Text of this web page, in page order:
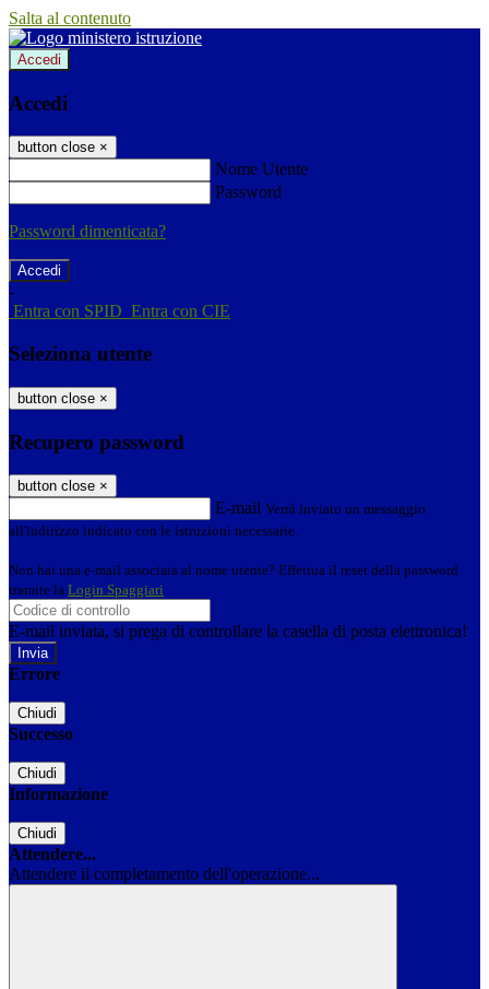
Salta al contenuto
Accedi
Accedi
button close ×
Nome Utente
Password
Password dimenticata?
-
Entra con SPID Entra con CIE
Seleziona utente
button close ×
Recupero password
button close ×
E-mail Verrà inviato un messaggio
all'indirizzo indicato con le istruzioni necessarie.
Non hai una e-mail associata al nome utente? Effettua il reset della password
tramite la Login Spaggiari
E-mail inviata, si prega di controllare la casella di posta elettronica!
Errore
Chiudi
Successo
Chiudi
Informazione
Chiudi
Attendere...
Attendere il completamento dell'operazione...